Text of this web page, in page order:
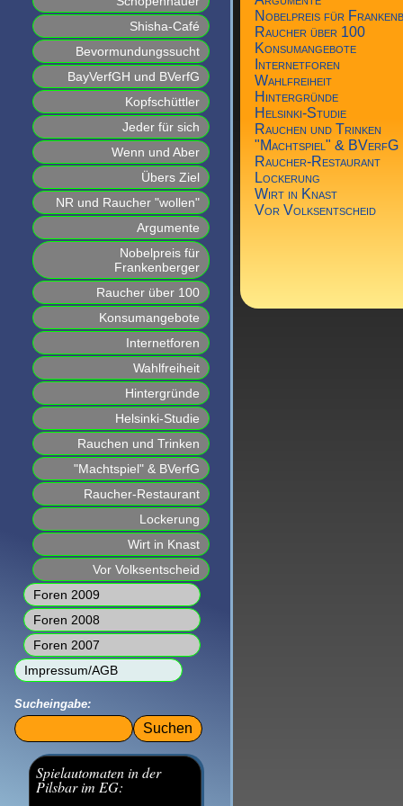
Nobelpreis für
Raucher über 100
Konsumangebote
Internetforen
Wahlfreiheit
Hintergründe
Helsinki-Studie
Rauchen und Trinken
"Machtspiel" & BVerfG
Raucher-Restaurant
Lockerung
Wirt in Knast
Vor Volksentscheid
Shisha-Café
Bevormundungssucht
BayVerfGH und BVerfG
Kopfschüttler
Jeder für sich
Wenn und Aber
Übers Ziel
NR und Raucher "wollen"
Argumente
Nobelpreis für
Frankenberger
Raucher über 100
Konsumangebote
Internetforen
Wahlfreiheit
Hintergründe
Helsinki-Studie
Rauchen und Trinken
"Machtspiel" & BVerfG
Raucher-Restaurant
Lockerung
Wirt in Knast
Vor Volksentscheid
Foren 2009
Foren 2008
Foren 2007
Impressum/AGB
Sucheingabe:
Suchbegriffe
Spielautomaten in der
Pilsbar im EG: